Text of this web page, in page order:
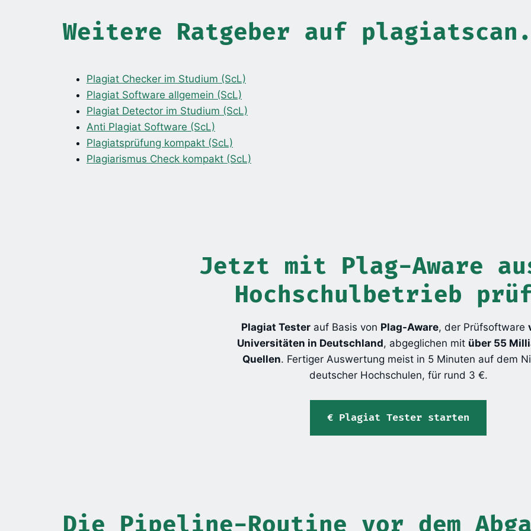
Weitere Ratgeber auf
Plagiat Checker im Studium (ScL)
Plagiat Software allgemein (ScL)
Plagiat Detector im Studium (ScL)
Anti Plagiat Software (ScL)
Plagiatsprüfung kompakt (ScL)
Plagiarismus Check kompakt (ScL)
Jetzt mit Plag-Aware
Hochschulbetrieb
Plagiat Testerauf Basis von Plag-Aware, der Prüfsoftware
Universitäten in Deutschland, abgeglichen mit über 55
Quellen. Fertiger Auswertung meist in 5 Minuten auf dem
deutscher Hochschulen, für rund 3 €.
Plagiat Tester starten